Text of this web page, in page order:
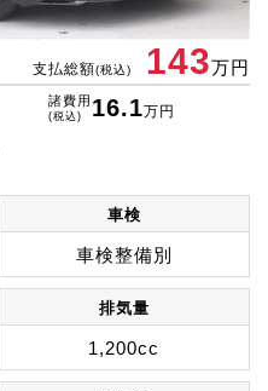
支払総額(税込) 143万円
諸費用
(税込) 16.1万円
車検
車検整備別
排気量
1,200cc